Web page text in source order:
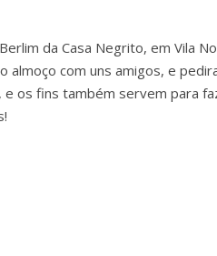
da Casa Negrito, em Vila
com uns amigos, e
e os fins também servem para